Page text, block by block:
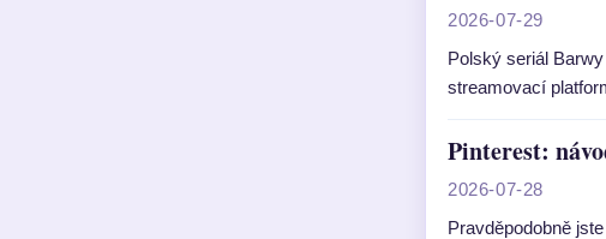
2026-07-29
Polský seriál
streamovací
Pinterest:
2026-07-28
Pravděpodobně